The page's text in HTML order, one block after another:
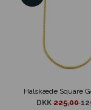
Halskæde Square
DKK225,00